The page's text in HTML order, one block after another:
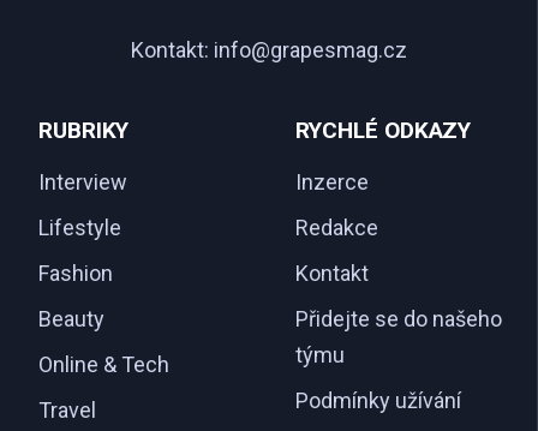
Kontakt: info@grapesmag.cz
RUBRIKY
Interview
Lifestyle
Fashion
Beauty
Online & Tech
Travel
RYCHLÉ ODKAZY
Inzerce
Redakce
Kontakt
Přidejte se do našeho
týmu
Podmínky užívání